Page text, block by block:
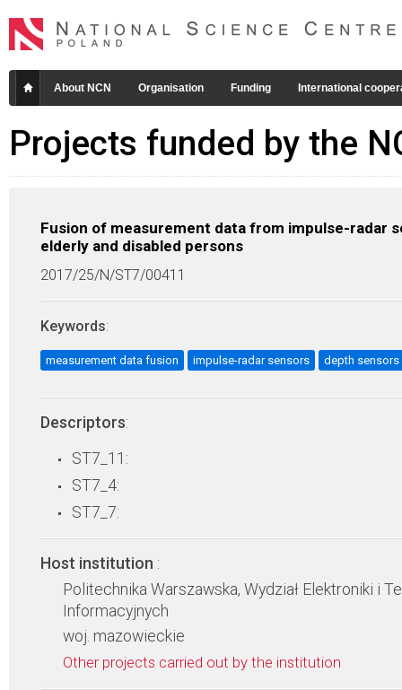
About NCN Organisation Funding International
Projects funded by the
Fusion of measurement data from impulse-radar
elderly and disabled persons
2017/25/N/ST7/00411
Keywords:
measurement data fusion impulse-radar sensors depth sensors
Descriptors:
ST7_11:
ST7_4:
ST7_7:
Host institution :
Politechnika Warszawska, Wydział Elektroniki i
Informacyjnych
woj. mazowieckie
Other projects carried out by the institution